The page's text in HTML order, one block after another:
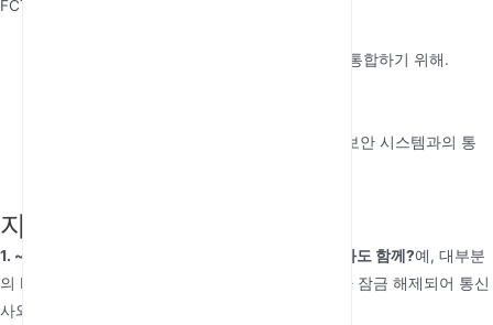
FCT는 다음에 적합합니다:
통화 비용을 절감하고 PBX 시스템과 통합하기 위해.
경보 시스템, 자동 판매기 및 보안 시스템과의 통
자주 묻는 질문
1. ~을 사용할 수 있나요? 어떤 모바일 네트워크와도 함께?예, 대부분
의 FCT는 여러 네트워크 대역을 지원하지만, 장치가 잠금 해제되어 통신
사와 호환되는지 확인하십시오.